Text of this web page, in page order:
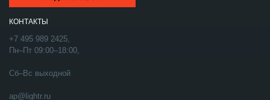
КОНТАКТЫ
+7 495 989 2425,
Пн–Пт 09:00–18:00,
Сб–Вс выходной
ap@lightr.ru